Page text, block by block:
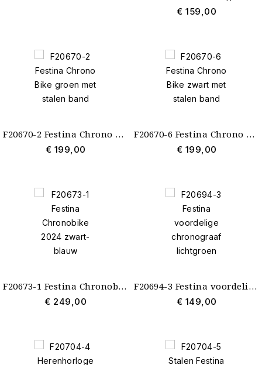
€ 159,00
F20670-2 Festina Chrono Bike groen met stalen band
€ 199,00
F20670-6 Festina Chrono Bike zwart met stalen band
€ 199,00
F20673-1 Festina Chronobike 2024 zwart-blauw
€ 249,00
F20694-3 Festina voordelige chronograaf lichtgroen
€ 149,00